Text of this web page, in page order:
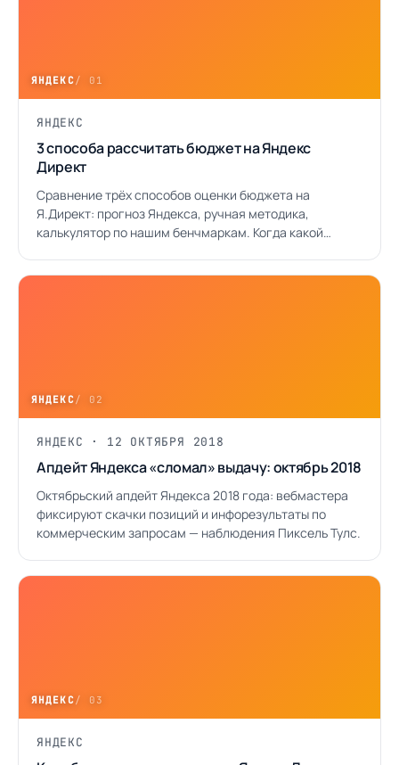
ЯНДЕКС/ 01
ЯНДЕКС
3 способа рассчитать бюджет на Яндекс
Директ
Сравнение трёх способов оценки бюджета на
Я.Директ: прогноз Яндекса, ручная методика,
калькулятор по нашим бенчмаркам. Когда какой
ЯНДЕКС/ 02
ЯНДЕКС · 12 ОКТЯБРЯ 2018
Апдейт Яндекса «сломал» выдачу: октябрь 2018
Октябрьский апдейт Яндекса 2018 года: вебмастера
фиксируют скачки позиций и инфорезультаты по
коммерческим запросам — наблюдения Пиксель Тулс.
ЯНДЕКС/ 03
ЯНДЕКС